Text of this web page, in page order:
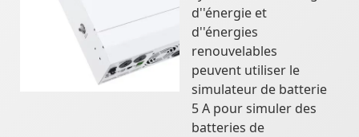
d''énergie et
d''énergies
renouvelables
peuvent utiliser le
simulateur de batterie
5 A pour simuler des
batteries de